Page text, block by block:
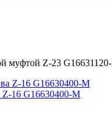
муфтой Z-23
Z-16 G16630400-M